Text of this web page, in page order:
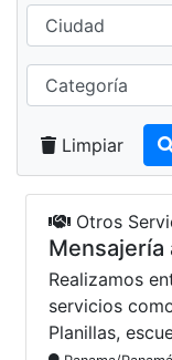
Limpiar
Mensajería
Otros
Realizamos
servicios
Planillas,